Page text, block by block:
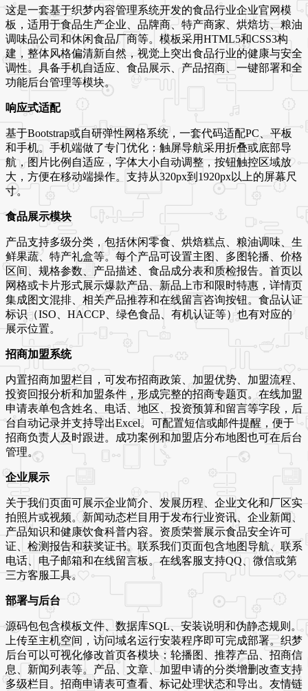
这是一套基于织梦内容管理系统开发的食品行业企业官网模
板，适用于食品生产企业、品牌商、特产商家、烘焙坊、粮油
调味品公司和休闲食品厂商等。模板采用HTML5和CSS3构
建，整体风格偏清新自然，视觉上突出食品行业的健康与安全
调性。具备手机自适应、食品展示、产品招商、一键部署和全
功能后台管理等模块。
响应式适配
基于Bootstrap或自研弹性网格系统，一套代码适配PC、平板
和手机。手机端做了专门优化：触屏导航采用折叠或底部导
航，图片比例自适应，字体大小自动调整，按钮触控区域放
大，方便在移动端操作。支持从320px到1920px以上的屏幕尺
寸。
食品展示模块
产品支持多级分类，包括休闲零食、烘焙糕点、粮油调味、生
鲜果蔬、特产礼盒等。每个产品可设置主图、多图轮播、价格
区间、规格参数、产品描述、食品成分表和质检报告。首页以
网格或卡片形式展示爆款产品、新品上市和限时特惠，详情页
集成图文混排、相关产品推荐和在线留言咨询按钮。食品认证
标识（ISO、HACCP、绿色食品、有机认证等）也有对应的
展示位置。
招商加盟系统
内置招商加盟栏目，可发布招商政策、加盟优势、加盟流程、
投资回报分析和加盟条件，形成完整的招商专题页。在线加盟
申请表单包含姓名、电话、地区、投资预算和留言等字段，后
台自动记录并支持导出Excel。可配置短信或邮件提醒，便于
招商负责人及时跟进。成功案例和加盟店分布地图也可在后台
管理。
企业展示
关于我们页面可展示企业简介、发展历程、企业文化和厂区实
拍照片或视频。新闻动态栏目用于发布行业资讯、企业新闻、
产品知识和健康饮食科普内容。资质荣誉展示食品安全许可
证、检测报告和获奖证书。联系我们页面包含地图导航、联系
电话、电子邮箱和在线留言板。在线客服支持QQ、微信或第
三方客服工具。
部署与后台
源码包包含模板文件、数据库SQL、安装说明和伪静态规则。
上传至主机空间，访问域名运行安装程序即可完成部署。织梦
后台可以可视化修改首页各模块：轮播图、推荐产品、招商信
息、新闻列表等。产品、文章、加盟申请的分类增删改查支持
多级栏目。招商申请表可查看、标记处理状态和导出。友情链